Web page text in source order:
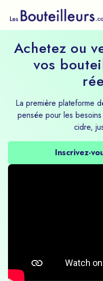
Achetez ou
vos
La première plateforme
pensée pour les
cidre,
Inscrivez-